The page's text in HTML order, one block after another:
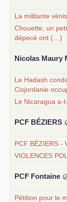
La militante
Chouette, un
dépecé ont (…)
Nicolas Maury
Le Hadash
Cisjordanie
Le Nicaragua a-
PCF BÉZIERS
PCF BÉZIERS -
VIOLENCES
PCF Fontaine
Pétition pour le